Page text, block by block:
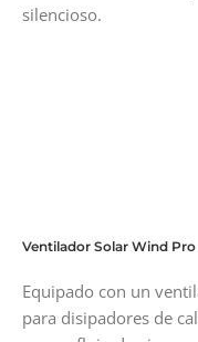
silencioso.
Ventilador Solar Wind Pro
Equipado con un
para disipadores de